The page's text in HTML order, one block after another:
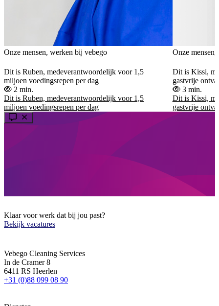
Onze mensen, werken bij vebego
Dit is Ruben, medeverantwoordelijk voor 1,5
miljoen voedingsrepen per dag
2 min.
Dit is Ruben, medeverantwoordelijk voor 1,5
miljoen voedingsrepen per dag
Onze
Dit is Kissi,
gastvrije
3 min.
Dit is Kissi,
gastvrije
Klaar voor werk dat bij jou past?
Bekijk vacatures
Vebego Cleaning Services
In de Cramer 8
6411 RS Heerlen
+31 (0)88 099 08 90